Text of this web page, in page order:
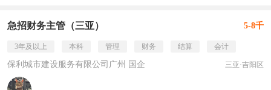
急招财务主管（三亚） 5-8千
3年及以上 本科 管理 财务 结算 会计
保利城市建设服务有限公司广州 国企 三亚·吉阳区